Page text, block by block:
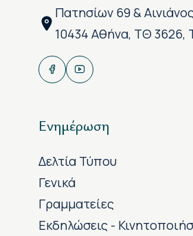
Πατησίων 69 &
10434 Αθήνα, ΤΘ 3626,
Ενημέρωση
Δελτία Τύπου
Γενικά
Γραμματείες
Εκδηλώσεις -